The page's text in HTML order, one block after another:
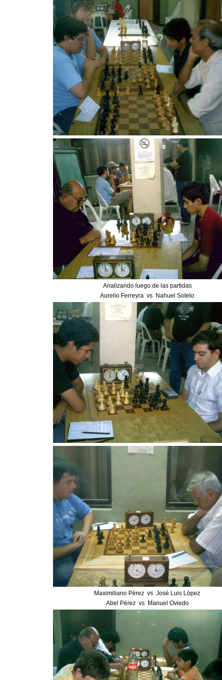
Analizando luego de las partidas
Aurelio Ferreyra vs Nahuel Sotelo
Maximiliano Pérez vs José Luis López
Abel Pérez vs Manuel Oviedo